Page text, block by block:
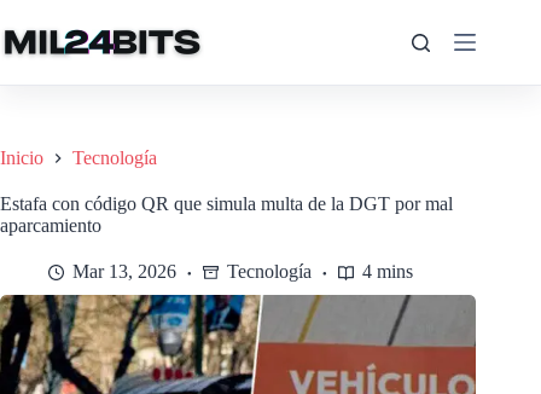
al
contenido
Inicio Tecnología
Estafa con código QR que simula multa de la DGT por mal
aparcamiento
Mar 13, 2026 Tecnología 4 mins